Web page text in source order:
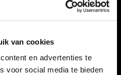
van cookies
en advertenties te
voor social media te bieden